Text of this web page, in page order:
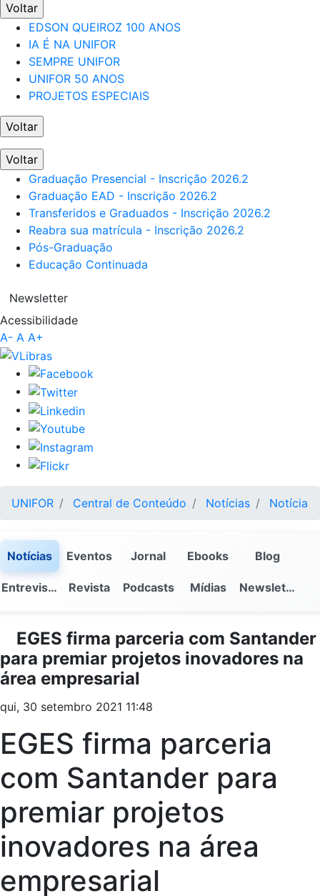
Voltar
EDSON QUEIROZ 100 ANOS
IA É NA UNIFOR
SEMPRE UNIFOR
UNIFOR 50 ANOS
PROJETOS ESPECIAIS
Voltar
Voltar
Graduação Presencial - Inscrição 2026.2
Graduação EAD - Inscrição 2026.2
Transferidos e Graduados - Inscrição 2026.2
Reabra sua matrícula - Inscrição 2026.2
Pós-Graduação
Educação Continuada
Newsletter
Acessibilidade
A- A A+
UNIFOR Central de Conteúdo Notícias Notícia
Notícias Eventos Jornal Ebooks Blog
Entrevistas Revista Podcasts Mídias Newsletter
EGES firma parceria com Santander
para premiar projetos inovadores na
área empresarial
qui, 30 setembro 2021 11:48
EGES firma parceria
com Santander para
premiar projetos
inovadores na área
empresarial